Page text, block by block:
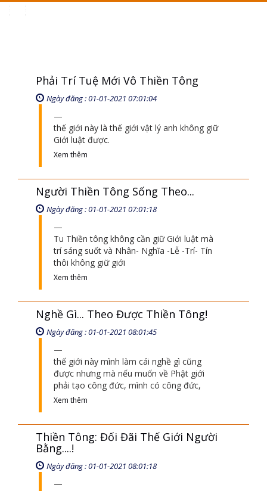
Phải Trí Tuệ Mới Vô Thiền Tông
Ngày đăng : 01-01-2021 07:01:04
thế giới này là thế giới vật lý anh không giữ
Giới luật được.
Xem thêm
Người Thiền Tông Sống Theo...
Ngày đăng : 01-01-2021 07:01:18
Tu Thiền tông không cần giữ Giới luật mà
trí sáng suốt và Nhân- Nghĩa -Lễ -Trí- Tín
thôi không giữ giới
Xem thêm
Nghề Gì... Theo Được Thiền Tông!
Ngày đăng : 01-01-2021 08:01:45
thế giới này mình làm cái nghề gì cũng
được nhưng mà nếu muốn về Phật giới
phải tạo công đức, mình có công đức,
Xem thêm
Thiền Tông: Đối Đãi Thế Giới Người
Bằng....!
Ngày đăng : 01-01-2021 08:01:18